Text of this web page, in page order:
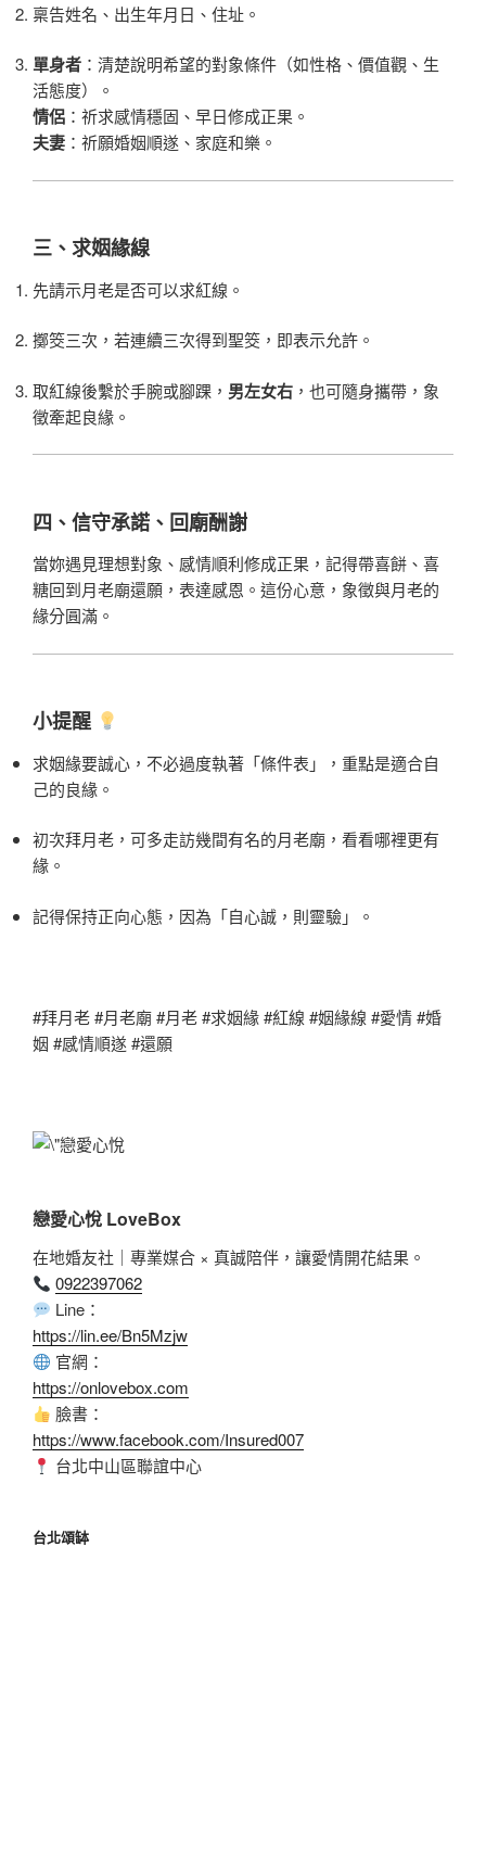
稟告姓名、出生年月日、住址。
單身者 ：清楚說明希望的對象條件（如性格、價值觀、生
活態度）。
情侶 ：祈求感情穩固、早日修成正果。
夫妻 ：祈願婚姻順遂、家庭和樂。
三、求姻緣線
先請示月老是否可以求紅線。
擲筊三次，若連續三次得到聖筊，即表示允許。
取紅線後繫於手腕或腳踝， 男左女右 ，也可隨身攜帶，象
徵牽起良緣。
四、信守承諾、回廟酬謝
當妳遇見理想對象、感情順利修成正果，記得帶喜餅、喜
糖回到月老廟還願，表達感恩。這份心意，象徵與月老的
緣分圓滿。
小提醒
求姻緣要誠心，不必過度執著「條件表」，重點是適合自
己的良緣。
初次拜月老，可多走訪幾間有名的月老廟，看看哪裡更有
緣。
記得保持正向心態，因為「自心誠，則靈驗」。
#拜月老 #月老廟 #月老 #求姻緣 #紅線 #姻緣線 #愛情 #婚
姻 #感情順遂 #還願
戀愛心悅 LoveBox
在地婚友社｜專業媒合 × 真誠陪伴，讓愛情開花結果。
0922397062
Line：
https://lin.ee/Bn5Mzjw
官網：
https://onlovebox.com
臉書：
https://www.facebook.com/Insured007
台北中山區聯誼中心
台北頌缽